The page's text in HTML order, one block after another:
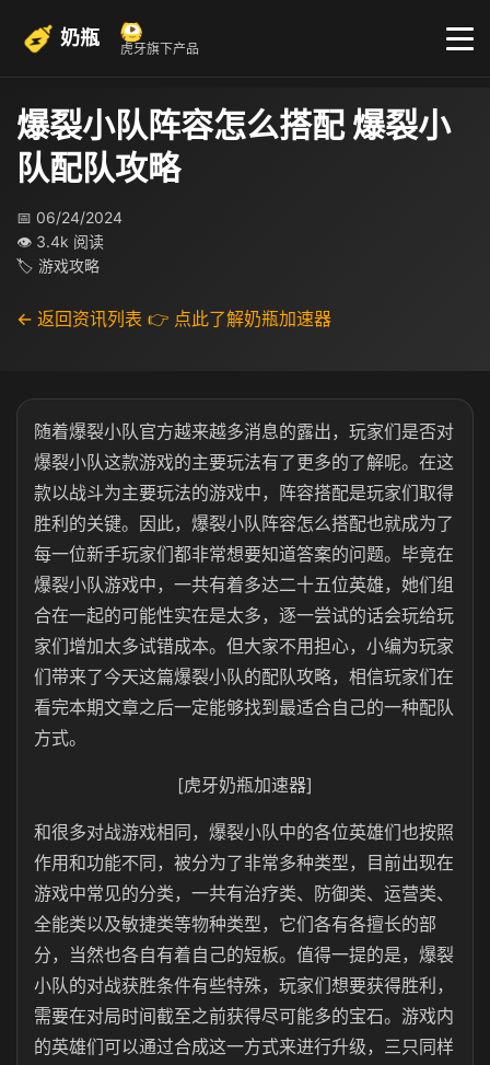
奶瓶 虎牙旗下产品
爆裂小队阵容怎么搭配 爆裂小
队配队攻略
📅 06/24/2024
👁 3.4k 阅读
🏷 游戏攻略
← 返回资讯列表 👉 点此了解奶瓶加速器
随着爆裂小队官方越来越多消息的露出，玩家们是否对
爆裂小队这款游戏的主要玩法有了更多的了解呢。在这
款以战斗为主要玩法的游戏中，阵容搭配是玩家们取得
胜利的关键。因此，爆裂小队阵容怎么搭配也就成为了
每一位新手玩家们都非常想要知道答案的问题。毕竟在
爆裂小队游戏中，一共有着多达二十五位英雄，她们组
合在一起的可能性实在是太多，逐一尝试的话会玩给玩
家们增加太多试错成本。但大家不用担心，小编为玩家
们带来了今天这篇爆裂小队的配队攻略，相信玩家们在
看完本期文章之后一定能够找到最适合自己的一种配队
方式。
[虎牙奶瓶加速器]
和很多对战游戏相同，爆裂小队中的各位英雄们也按照
作用和功能不同，被分为了非常多种类型，目前出现在
游戏中常见的分类，一共有治疗类、防御类、运营类、
全能类以及敏捷类等物种类型，它们各有各擅长的部
分，当然也各自有着自己的短板。值得一提的是，爆裂
小队的对战获胜条件有些特殊，玩家们想要获得胜利，
需要在对局时间截至之前获得尽可能多的宝石。游戏内
的英雄们可以通过合成这一方式来进行升级，三只同样